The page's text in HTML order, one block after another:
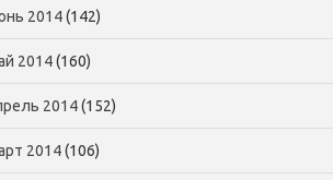
2014(142)
2014(160)
2014(152)
2014(106)